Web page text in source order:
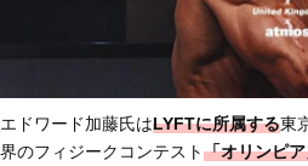
エドワード加藤氏はLYFTに所属する東
界のフィジークコンテスト「オリンピ